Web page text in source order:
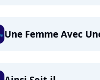
Une Femme Avec